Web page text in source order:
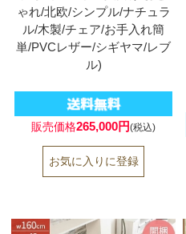
ゃれ/北欧/シンプル/ナチュラ
ル/木製/チェア/お手入れ簡
単/PVCレザー/シギヤマ/レブ
ル)
販売価格265,000円(税込)